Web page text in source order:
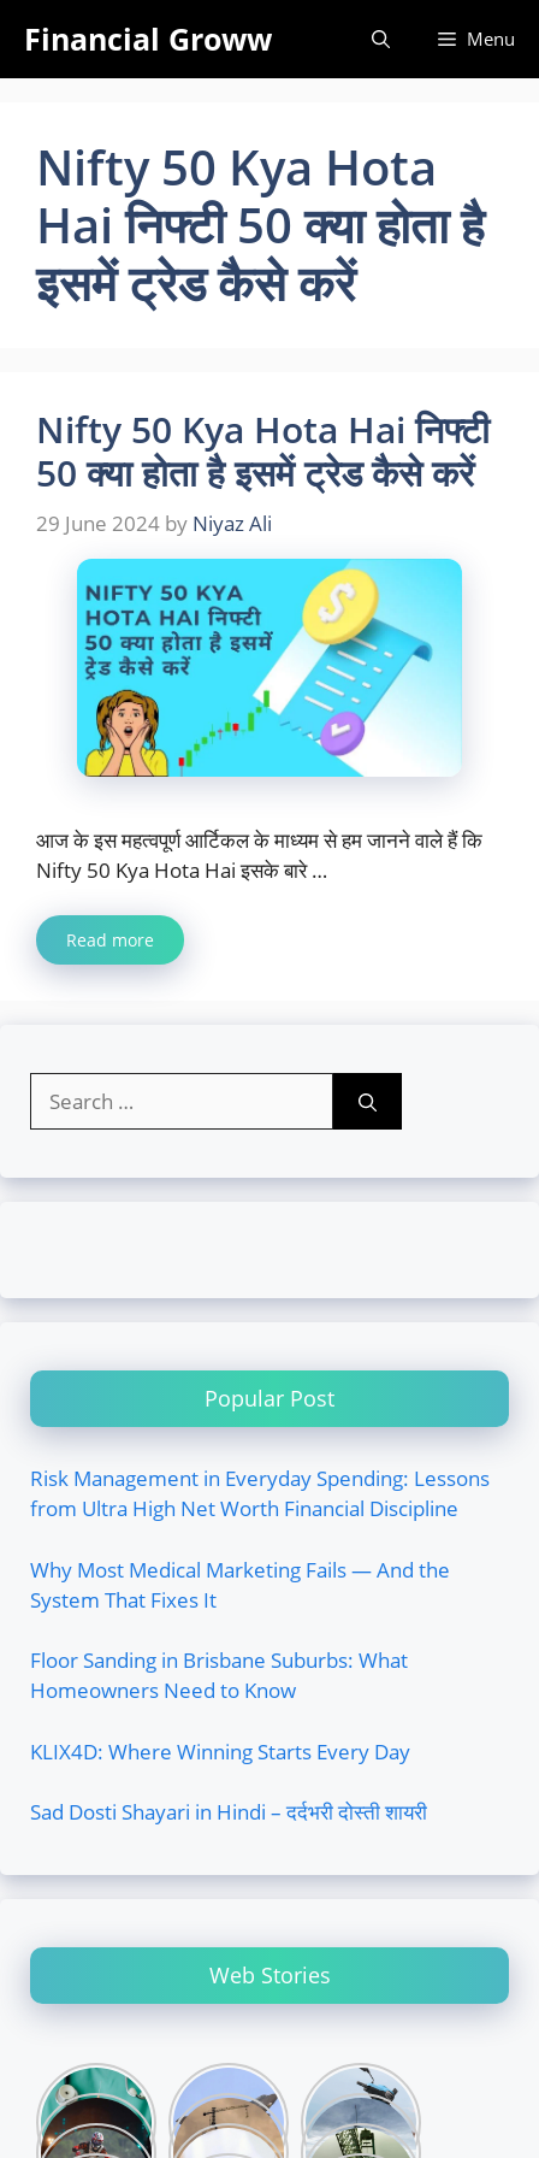
content
Financial Groww Menu
Nifty 50 Kya Hota
Hai निफ्टी 50 क्या होता है
इसमें ट्रेड कैसे करें
Nifty 50 Kya Hota Hai निफ्टी
50 क्या होता है इसमें ट्रेड कैसे करें
29 June 2024 by Niyaz Ali
आज के इस महत्वपूर्ण आर्टिकल के माध्यम से हम जानने वाले हैं कि
Nifty 50 Kya Hota Hai इसके बारे …
Read more
for:
Popular Post
Risk Management in Everyday Spending: Lessons
from Ultra High Net Worth Financial Discipline
Why Most Medical Marketing Fails — And the
System That Fixes It
Floor Sanding in Brisbane Suburbs: What
Homeowners Need to Know
KLIX4D: Where Winning Starts Every Day
Sad Dosti Shayari in Hindi – दर्दभरी दोस्ती शायरी
Web Stories